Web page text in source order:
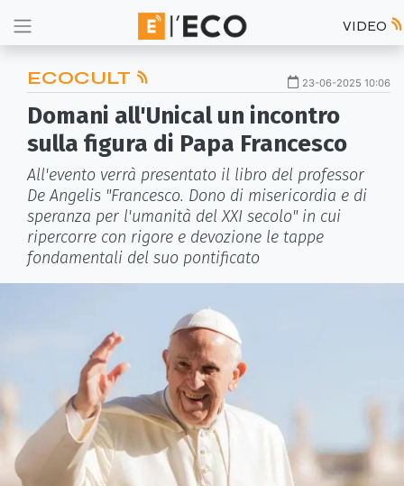
VIDEO
ECOCULT 23-06-2025 10:06
Domani all'Unical un incontro
sulla figura di Papa Francesco
All'evento verrà presentato il libro del professor
De Angelis "Francesco. Dono di misericordia e di
speranza per l'umanità del XXI secolo" in cui
ripercorre con rigore e devozione le tappe
fondamentali del suo pontificato